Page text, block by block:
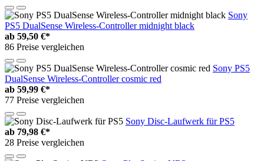
Sony
PS5 DualSense Wireless-Controller midnight black
ab 59,50 €*
86 Preise vergleichen
Sony PS5
DualSense Wireless-Controller cosmic red
ab 59,99 €*
77 Preise vergleichen
Sony Disc-Laufwerk für PS5
ab 79,98 €*
28 Preise vergleichen